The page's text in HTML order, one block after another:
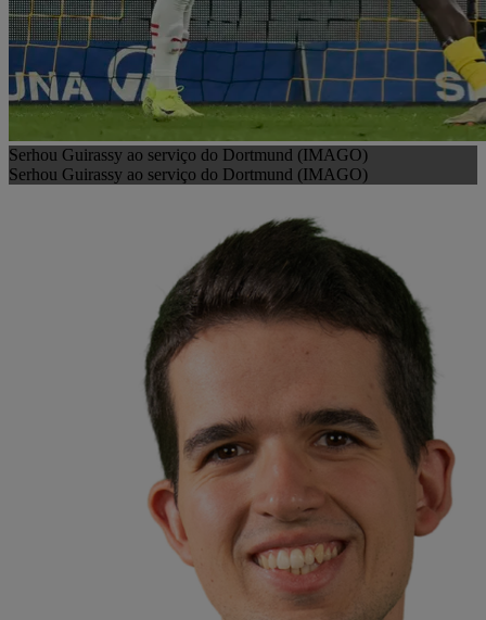
Serhou Guirassy ao serviço do Dortmund (IMAGO)
Serhou Guirassy ao serviço do Dortmund (IMAGO)